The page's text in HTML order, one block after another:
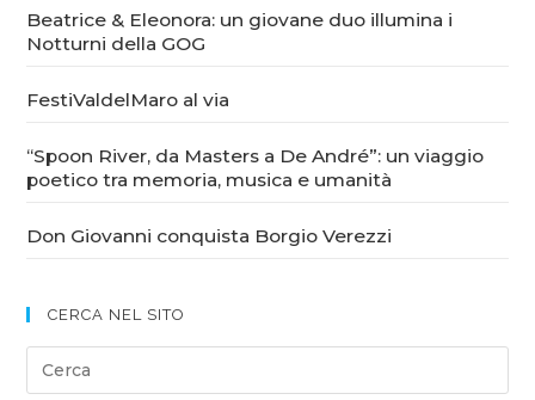
Beatrice & Eleonora: un giovane duo illumina i
Notturni della GOG
FestiValdelMaro al via
“Spoon River, da Masters a De André”: un viaggio
poetico tra memoria, musica e umanità
Don Giovanni conquista Borgio Verezzi
CERCA NEL SITO